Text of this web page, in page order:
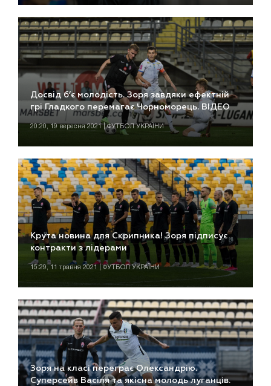
Досвід б’є молодість. Зоря завдяки ефектній
грі Гладкого перемагає Чорноморець. ВІДЕО
20:20, 19 вересня 2021 | ФУТБОЛ УКРАЇНИ
Крута новина для Скрипника! Зоря підписує
контракти з лідерами
15:29, 11 травня 2021 | ФУТБОЛ УКРАЇНИ
Зоря на класі переграє Олександрію.
Суперсейв Васіля та якісна молодь луганців.